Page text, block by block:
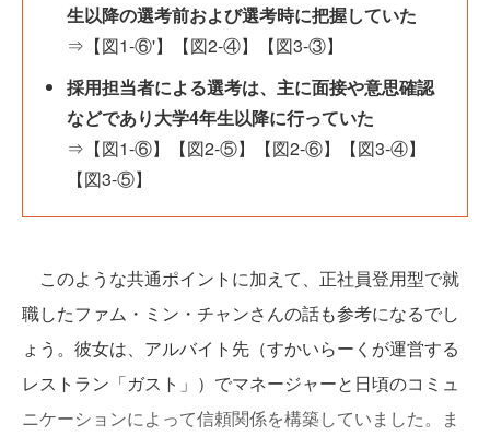
生以降の選考前および選考時に把握していた
⇒【図1-⑥'】【図2-④】【図3-③】
採用担当者による選考は、主に面接や意思確認
などであり大学4年生以降に行っていた
⇒【図1-⑥】【図2-⑤】【図2-⑥】【図3-④】
【図3-⑤】
このような共通ポイントに加えて、正社員登用型で就
職したファム・ミン・チャンさんの話も参考になるでし
ょう。彼女は、アルバイト先（すかいらーくが運営する
レストラン「ガスト」）でマネージャーと日頃のコミュ
ニケーションによって信頼関係を構築していました。ま